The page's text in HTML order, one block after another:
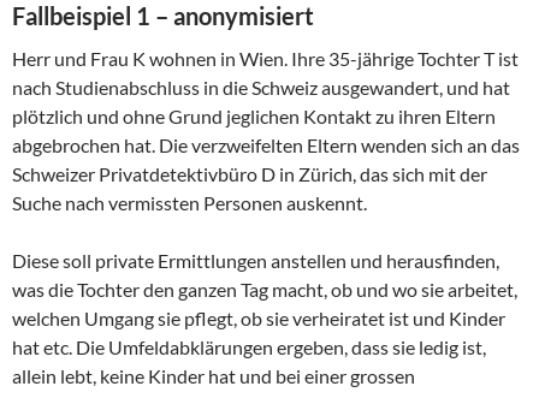
Fallbeispiel 1 – anonymisiert
Herr und Frau K wohnen in Wien. Ihre 35-jährige Tochter T ist
nach Studienabschluss in die Schweiz ausgewandert, und hat
plötzlich und ohne Grund jeglichen Kontakt zu ihren Eltern
abgebrochen hat. Die verzweifelten Eltern wenden sich an das
Schweizer Privatdetektivbüro D in Zürich, das sich mit der
Suche nach vermissten Personen auskennt.
Diese soll private Ermittlungen anstellen und herausfinden,
was die Tochter den ganzen Tag macht, ob und wo sie arbeitet,
welchen Umgang sie pflegt, ob sie verheiratet ist und Kinder
hat etc. Die Umfeldabklärungen ergeben, dass sie ledig ist,
allein lebt, keine Kinder hat und bei einer grossen